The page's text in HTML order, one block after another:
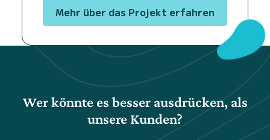
Mehr über das Projekt erfahren
Wer könnte es besser ausdrücken, als
unsere Kunden?